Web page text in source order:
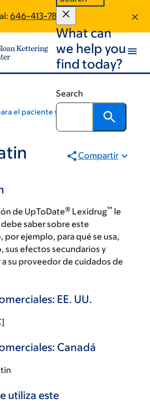
646-413-7808
What can
we help you
find today?
Search
el paciente y la comunidad
Compartir
de UpToDate® Lexidrug™ le
saber sobre este
por ejemplo, para qué se usa,
sus efectos secundarios y
su proveedor de cuidados de
EE. UU.
Canadá
utiliza este